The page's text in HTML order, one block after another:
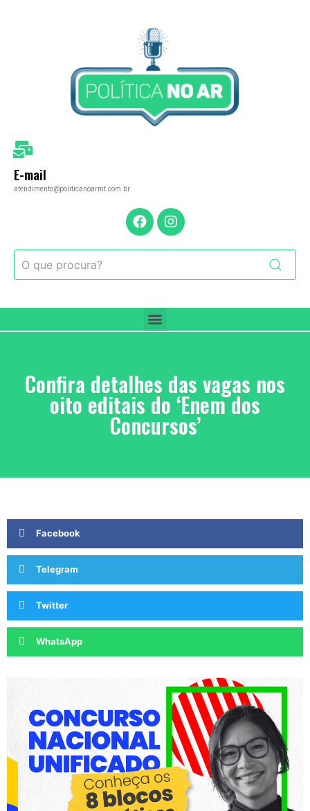
E-mail
atendimento@politicanoarmt.com.br
Confira detalhes das vagas nos
oito editais do ‘Enem dos
Concursos’
Facebook
Telegram
Twitter
WhatsApp